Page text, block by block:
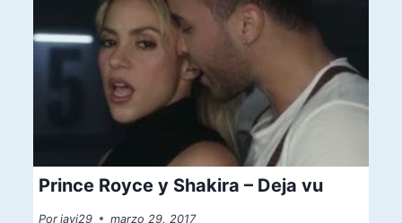
Prince Royce y Shakira – Deja vu
Por javi29 marzo 29, 2017